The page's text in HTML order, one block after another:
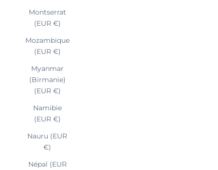
Montserrat
(EUR €)
Mozambique
(EUR €)
Myanmar
(Birmanie)
(EUR €)
Namibie
(EUR €)
Nauru (EUR
€)
Népal (EUR